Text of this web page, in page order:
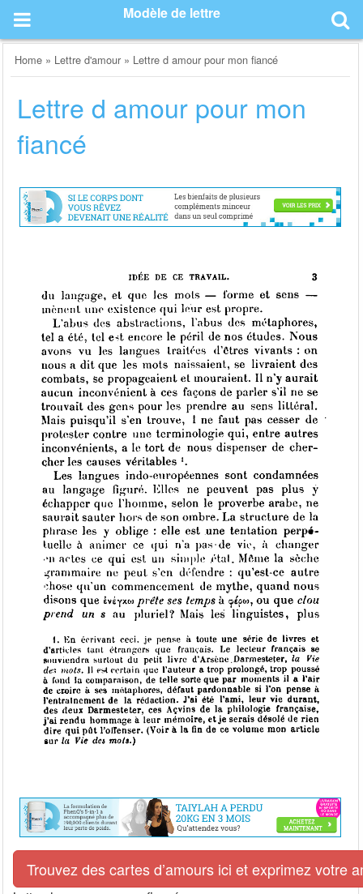
content
Modèle de lettre
Home » Lettre d'amour » Lettre d amour pour mon fiancé
Lettre d amour pour mon
fiancé
Trouvez des cartes d’amours ici et exprimez votre